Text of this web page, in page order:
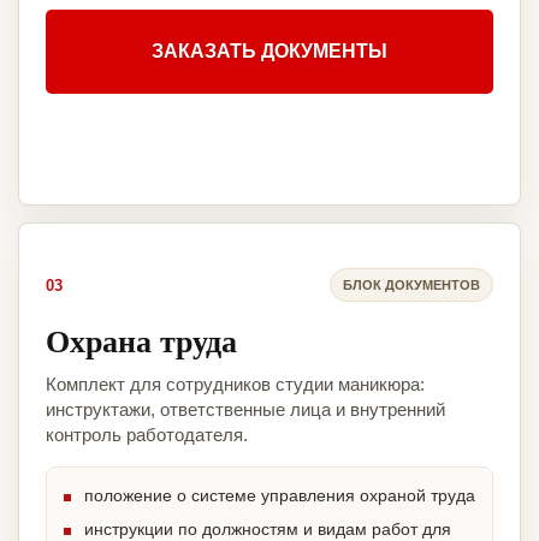
ЗАКАЗАТЬ ДОКУМЕНТЫ
03 БЛОК ДОКУМЕНТОВ
Охрана труда
Комплект для сотрудников студии маникюра:
инструктажи, ответственные лица и внутренний
контроль работодателя.
положение о системе управления охраной труда
инструкции по должностям и видам работ для